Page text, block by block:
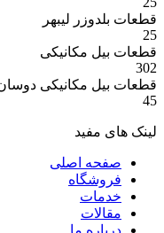
لیبهر
مکانیکی
مکانیکی دوسان
اصلی
ما